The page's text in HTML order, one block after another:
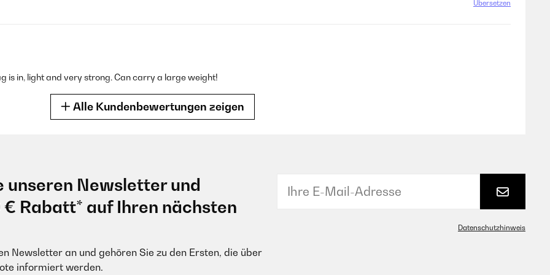
üblichen Läuterutensilien wie Siebblech oder Panzerschlauch und bin eigentlich recht zufrieden. Er passt gut in den Klarstein
leichtes anheben etwas nachhelfen falls der Treber zu macht.
Übersetzen
is in, light and very strong. Can carry a large weight!
rinçage des drêches.
Übersetzen
Alle Kundenbewertungen zeigen
unseren Newsletter und
€ Rabatt* auf Ihren nächsten
Newsletter an und gehören Sie zu den Ersten, die über
informiert werden.
Datenschutzhinweis